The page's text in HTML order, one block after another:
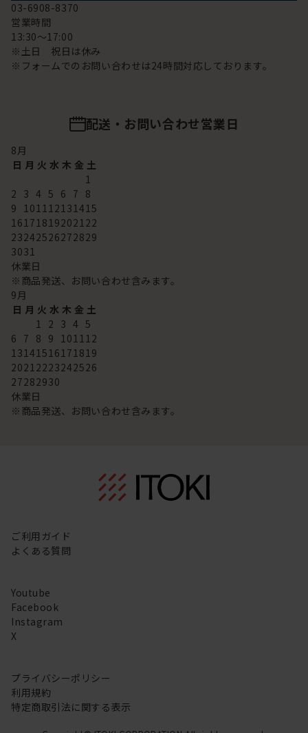
03-6908-8370
営業時間
13:30～17:00
※土日 祝日は休み
※フォームでのお問い合わせは24時間対応しております。
配送・お問い合わせ営業日
8月
日 月 火 水 木 金 土
1
2 3 4 5 6 7 8
9 101112131415
16171819202122
23242526272829
3031
休業日
※商品発送、お問い合わせ含みます。
9月
日 月 火 水 木 金 土
1 2 3 4 5
6 7 8 9 101112
13141516171819
20212223242526
27282930
休業日
※商品発送、お問い合わせ含みます。
ご利用ガイド
よくある質問
Youtube
Facebook
Instagram
X
プライバシーポリシー
利用規約
特定商取引法に関する表示